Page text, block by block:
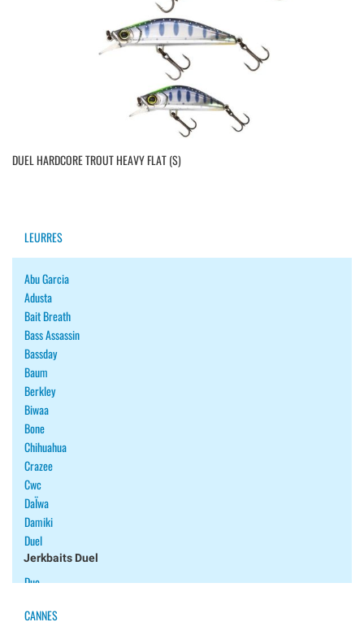
DUEL HARDCORE TROUT HEAVY FLAT (S)
LEURRES
Abu Garcia
Adusta
Bait Breath
Bass Assassin
Bassday
Baum
Berkley
Biwaa
Bone
Chihuahua
Crazee
Cwc
DaÏwa
Damiki
Duel
Jerkbaits Duel
Duo
CANNES